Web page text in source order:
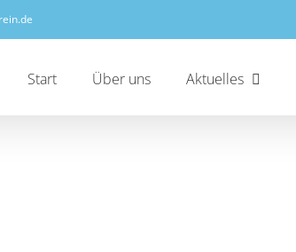
Start Über uns Aktuelles